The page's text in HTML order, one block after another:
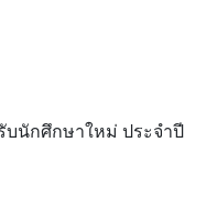
บนักศึกษาใหม่ ประจำปี